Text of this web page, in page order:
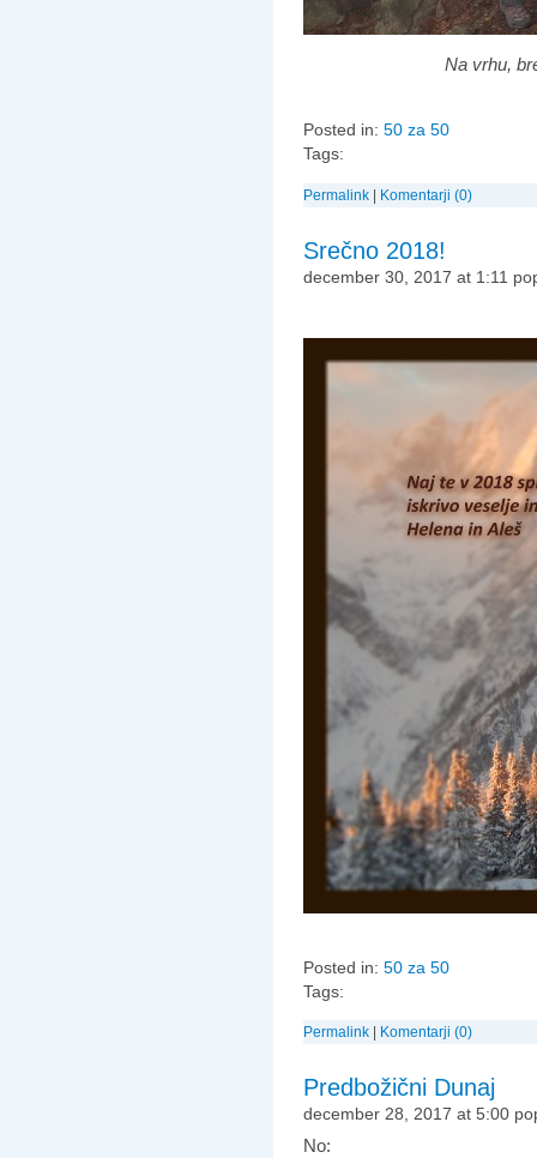
Na vrhu,
Posted in: 50 za 50
Tags:
Permalink | Komentarji (0)
Srečno 2018!
december 30, 2017 at 1:11
Posted in: 50 za 50
Tags:
Permalink Komentarji (0)
Predbožični Dunaj
december 28, 2017 at 5:00
No: